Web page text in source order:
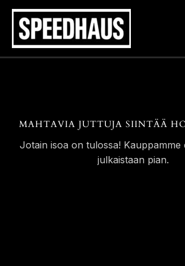
Siirry
sisältöön
MAHTAVIA JUTTUJA SIINTÄÄ
Jotain isoa on tulossa! Kauppamme
julkaistaan pian.